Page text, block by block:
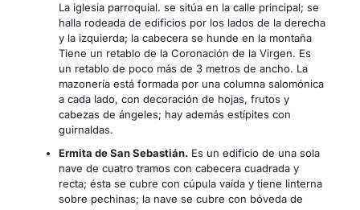
La iglesia parroquial. se sitúa en la calle principal; se
halla rodeada de edificios por los lados de la derecha
y la izquierda; la cabecera se hunde en la montaña
Tiene un retablo de la Coronación de la Virgen. Es
un retablo de poco más de 3 metros de ancho. La
mazonería está formada por una columna salomónica
a cada lado, con decoración de hojas, frutos y
cabezas de ángeles; hay además estípites con
guirnaldas.
Ermita de San Sebastián. Es un edificio de una sola
nave de cuatro tramos con cabecera cuadrada y
recta; ésta se cubre con cúpula vaída y tiene linterna
sobre pechinas; la nave se cubre con bóveda de